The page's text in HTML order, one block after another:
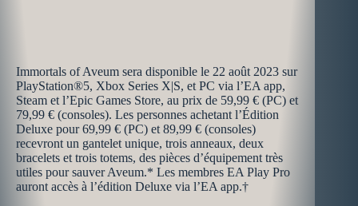
Immortals of Aveum sera disponible le 22 août 2023 sur
PlayStation®5, Xbox Series X|S, et PC via l’EA app,
Steam et l’Epic Games Store, au prix de 59,99 € (PC) et
79,99 € (consoles). Les personnes achetant l’Édition
Deluxe pour 69,99 € (PC) et 89,99 € (consoles)
recevront un gantelet unique, trois anneaux, deux
bracelets et trois totems, des pièces d’équipement très
utiles pour sauver Aveum.* Les membres EA Play Pro
auront accès à l’édition Deluxe via l’EA app.†